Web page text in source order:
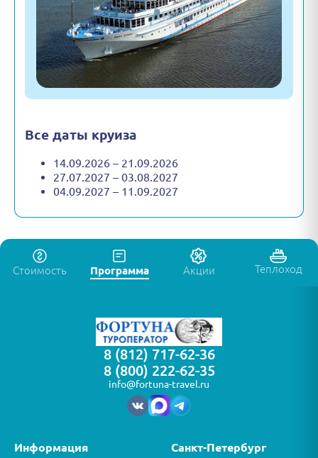
Все даты круиза
14.09.2026 – 21.09.2026
27.07.2027 – 03.08.2027
04.09.2027 – 11.09.2027
Стоимость Программа Акции Теплоход
8 (812) 717-62-36
8 (800) 222-62-35
info@fortuna-travel.ru
Информация Санкт-Петербург